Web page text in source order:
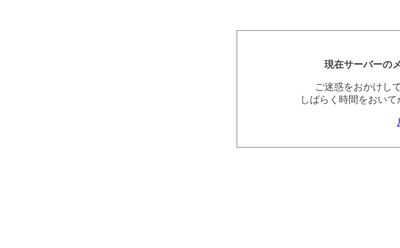
現在サーバーの
ご迷惑をおかけし
しばらく時間をおいて